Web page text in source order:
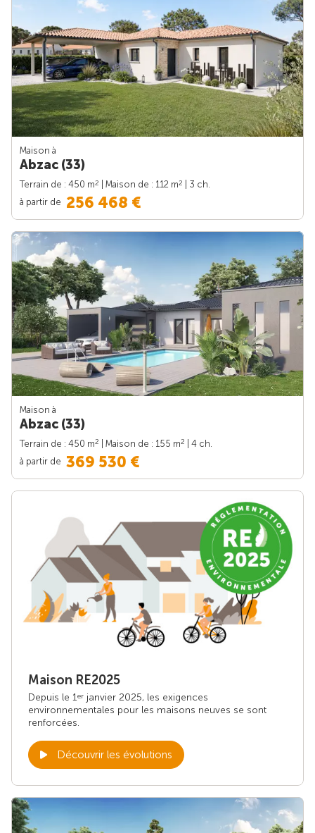
Maison à
Abzac (33)
Terrain de : 450 m2 | Maison de : 112 m2
| 3 ch.
à partir de 256 468 €
Maison à
Abzac (33)
Terrain de : 450 m2 | Maison de : 155 m2
| 4 ch.
à partir de 369 530 €
Maison RE2025
Depuis le 1er janvier 2025, les exigences
environnementales pour les maisons neuves se sont
renforcées.
Découvrir les évolutions